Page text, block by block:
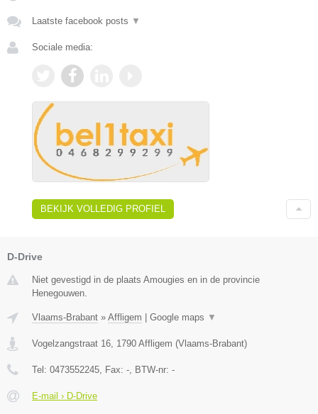
Laatste facebook posts ▼
Sociale media:
BEKIJK VOLLEDIG PROFIEL
D-Drive
Niet gevestigd in de plaats Amougies en in de provincie
Henegouwen.
Vlaams-Brabant » Affligem | Google maps ▼
Vogelzangstraat 16 1790 Affligem (Vlaams-Brabant)
Tel: 0473552245 , Fax: - , BTW-nr: -
E-mail › D-Drive